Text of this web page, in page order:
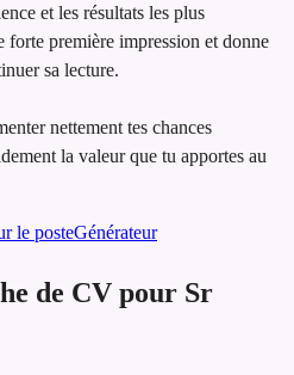
et les résultats les plus
forte première impression et donne
sa lecture.
nettement tes chances
la valeur que tu apportes au
le posteGénérateur
de CV pour Sr